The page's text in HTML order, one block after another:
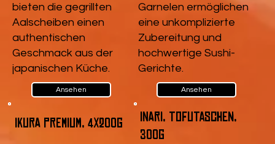
bieten die gegrillten
Aalscheiben einen
authentischen
Geschmack aus der
japanischen Küche.
Ansehen
Garnelen ermöglichen
eine unkomplizierte
Zubereitung und
hochwertige Sushi-
Gerichte.
Ansehen
Ikura Premium, 4x200g
Inari, Tofutaschen,
300g